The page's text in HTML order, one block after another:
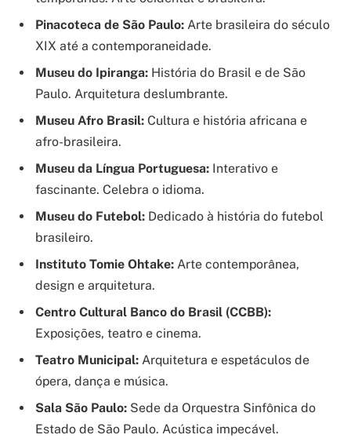
Pinacoteca de São Paulo: Arte brasileira do século
XIX até a contemporaneidade.
Museu do Ipiranga: História do Brasil e de São
Paulo. Arquitetura deslumbrante.
Museu Afro Brasil: Cultura e história africana e
afro-brasileira.
Museu da Língua Portuguesa: Interativo e
fascinante. Celebra o idioma.
Museu do Futebol: Dedicado à história do futebol
brasileiro.
Instituto Tomie Ohtake: Arte contemporânea,
design e arquitetura.
Centro Cultural Banco do Brasil (CCBB):
Exposições, teatro e cinema.
Teatro Municipal: Arquitetura e espetáculos de
ópera, dança e música.
Sala São Paulo: Sede da Orquestra Sinfônica do
Estado de São Paulo. Acústica impecável.